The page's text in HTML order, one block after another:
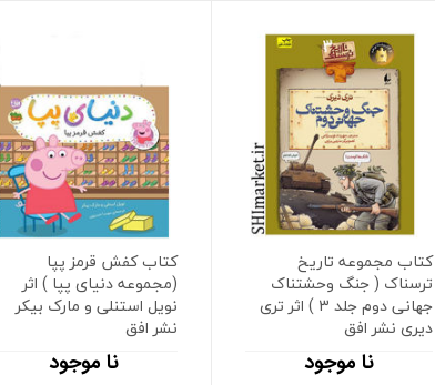
کتاب مجموعه تاریخ
ترسناک ( جنگ وحشتناک
جهانی دوم جلد 3 ) اثر تری
دیری نشر افق
نا موجود
کتاب کفش قرمز پپا
(مجموعه دنیای پپا ) اثر
نویل استنلی و مارک بیکر
نشر افق
نا موجود